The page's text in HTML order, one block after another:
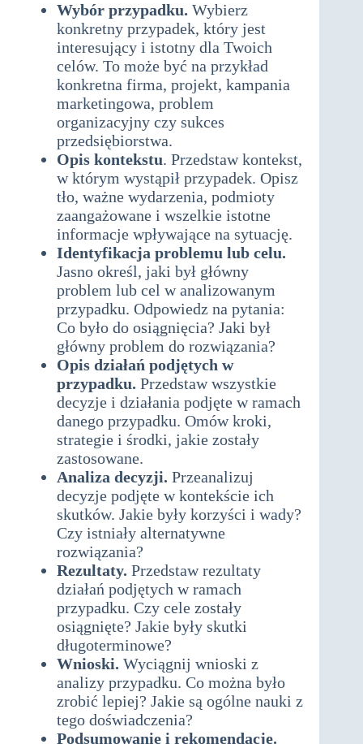
Wybór przypadku. Wybierz
konkretny przypadek, który jest
interesujący i istotny dla Twoich
celów. To może być na przykład
konkretna firma, projekt, kampania
marketingowa, problem
organizacyjny czy sukces
przedsiębiorstwa.
Opis kontekstu. Przedstaw kontekst,
w którym wystąpił przypadek. Opisz
tło, ważne wydarzenia, podmioty
zaangażowane i wszelkie istotne
informacje wpływające na sytuację.
Identyfikacja problemu lub celu.
Jasno określ, jaki był główny
problem lub cel w analizowanym
przypadku. Odpowiedz na pytania:
Co było do osiągnięcia? Jaki był
główny problem do rozwiązania?
Opis działań podjętych w
przypadku. Przedstaw wszystkie
decyzje i działania podjęte w ramach
danego przypadku. Omów kroki,
strategie i środki, jakie zostały
zastosowane.
Analiza decyzji. Przeanalizuj
decyzje podjęte w kontekście ich
skutków. Jakie były korzyści i wady?
Czy istniały alternatywne
rozwiązania?
Rezultaty. Przedstaw rezultaty
działań podjętych w ramach
przypadku. Czy cele zostały
osiągnięte? Jakie były skutki
długoterminowe?
Wnioski. Wyciągnij wnioski z
analizy przypadku. Co można było
zrobić lepiej? Jakie są ogólne nauki z
tego doświadczenia?
Podsumowanie i rekomendacje.